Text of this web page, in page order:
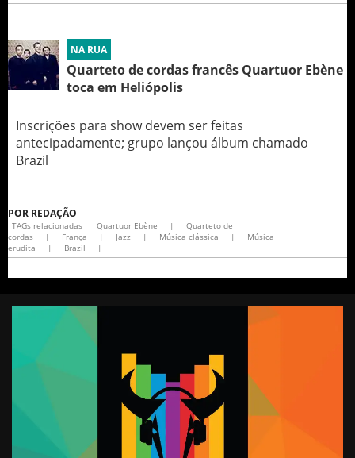
NA RUA
Quarteto de cordas francês Quartuor Ebène
toca em Heliópolis
Inscrições para show devem ser feitas
antecipadamente; grupo lançou álbum chamado
Brazil
POR REDAÇÃO
TAGs relacionadas Quartuor Ebène |
Quarteto de
cordas
| França | Jazz | Música clássica |
Música
erudita
| Brazil |